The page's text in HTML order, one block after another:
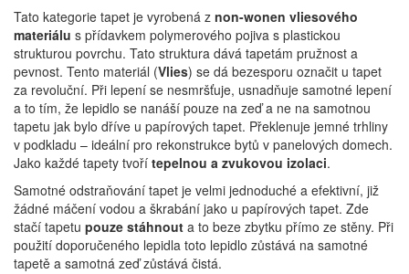
Tato kategorie tapet je vyrobená z non-wonen vliesového
materiálu s přídavkem polymerového pojiva s plastickou
strukturou povrchu. Tato struktura dává tapetám pružnost a
pevnost. Tento materiál (Vlies) se dá bezesporu označit u tapet
za revoluční. Při lepení se nesmršťuje, usnadňuje samotné lepení
a to tím, že lepidlo se nanáší pouze na zeď a ne na samotnou
tapetu jak bylo dříve u papírových tapet. Překlenuje jemné trhliny
v podkladu – ideální pro rekonstrukce bytů v panelových domech.
Jako každé tapety tvoří tepelnou a zvukovou izolaci.
Samotné odstraňování tapet je velmi jednoduché a efektivní, již
žádné máčení vodou a škrabání jako u papírových tapet. Zde
stačí tapetu pouze stáhnout a to beze zbytku přímo ze stěny. Při
použití doporučeného lepidla toto lepidlo zůstává na samotné
tapetě a samotná zeď zůstává čistá.